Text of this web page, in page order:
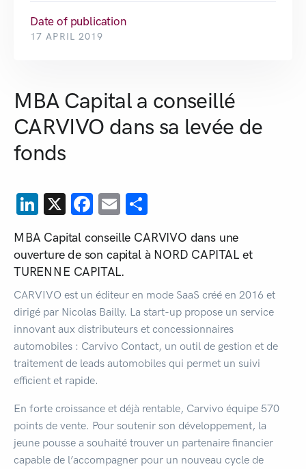
Date of publication
17 APRIL 2019
MBA Capital a conseillé
CARVIVO dans sa levée de
fonds
LinkedIn
X Facebook
Email
MBA Capital conseille CARVIVO dans une
ouverture de son capital à NORD CAPITAL et
TURENNE CAPITAL.
CARVIVO est un éditeur en mode SaaS créé en 2016 et
dirigé par Nicolas Bailly. La start-up propose un service
innovant aux distributeurs et concessionnaires
automobiles : Carvivo Contact, un outil de gestion et de
traitement de leads automobiles qui permet un suivi
efficient et rapide.
En forte croissance et déjà rentable, Carvivo équipe 570
points de vente. Pour soutenir son développement, la
jeune pousse a souhaité trouver un partenaire financier
capable de l’accompagner pour un nouveau cycle de